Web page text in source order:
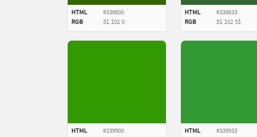
HTML
#336600
RGB
51 102 0
HTML
#336633
RGB
51 102 51
HTML
#339900
HTML
#339933